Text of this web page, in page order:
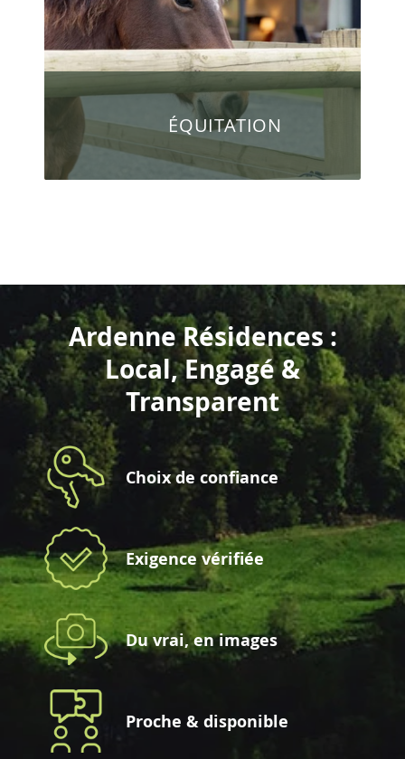
ÉQUITATION
Ardenne Résidences :
Local, Engagé &
Transparent
Choix de confiance
Exigence vérifiée
Du vrai, en images
Proche & disponible